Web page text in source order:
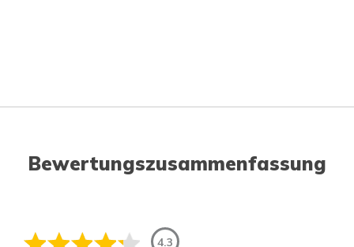
Bewertungszusammenfassung
4.3